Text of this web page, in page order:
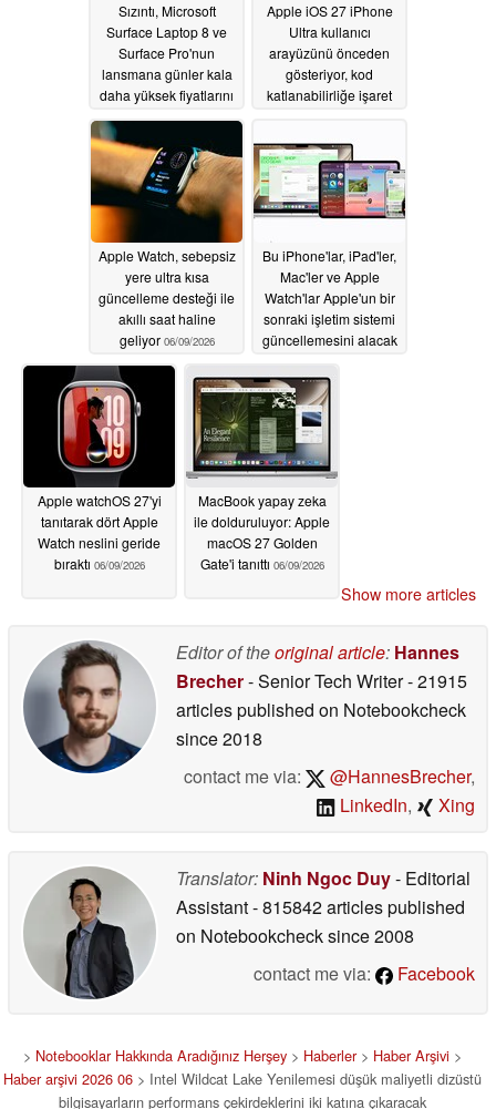
Sızıntı, Microsoft
Surface Laptop 8 ve
Surface Pro'nun
lansmana günler kala
daha yüksek fiyatlarını
Apple iOS 27 iPhone
Ultra kullanıcı
arayüzünü önceden
gösteriyor, kod
katlanabilirliğe işaret
Apple Watch, sebepsiz
yere ultra kısa
güncelleme desteği ile
akıllı saat haline
geliyor 06/09/2026
Bu iPhone'lar, iPad'ler,
Mac'ler ve Apple
Watch'lar Apple'un bir
sonraki işletim sistemi
güncellemesini alacak
06/09/2026
Apple watchOS 27'yi
tanıtarak dört Apple
Watch neslini geride
bıraktı 06/09/2026
MacBook yapay zeka
ile dolduruluyor: Apple
macOS 27 Golden
Gate'i tanıttı 06/09/2026
Show more articles
Editor of theoriginal article: Hannes
Brecher- Senior Tech Writer- 21915
articles published on Notebookcheck
since 2018
contact me via:
@HannesBrecher,
LinkedIn, Xing
Translator: Ninh Ngoc Duy- Editorial
Assistant- 815842 articles published
on Notebookchecksince 2008
contact me via:
Facebook
> Notebooklar Hakkında Aradığınız Herşey > Haberler> Haber Arşivi >
Haber arşivi 2026 06 > Intel Wildcat Lake Yenilemesi düşük maliyetli dizüstü
bilgisayarların performans çekirdeklerini iki katına çıkaracak